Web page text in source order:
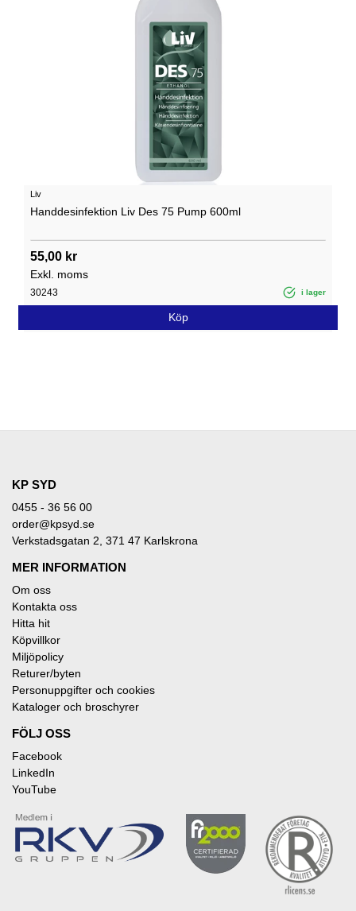
Liv
Handdesinfektion Liv Des 75 Pump 600ml
55,00 kr
Exkl. moms
30243 i lager
Köp
KP SYD
0455 - 36 56 00
order@kpsyd.se
Verkstadsgatan 2, 371 47 Karlskrona
MER INFORMATION
Om oss
Kontakta oss
Hitta hit
Köpvillkor
Miljöpolicy
Returer/byten
Personuppgifter och cookies
Kataloger och broschyrer
FÖLJ OSS
Facebook
LinkedIn
YouTube